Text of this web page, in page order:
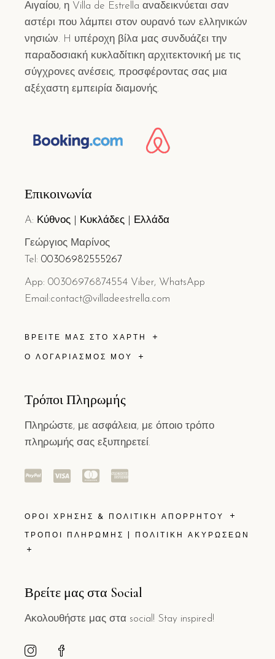
Αιγαίου, η Villa de Estrella αναδεικνύεται σαν
αστέρι που λάμπει στον ουρανό των ελληνικών
νησιών. H υπέροχη βίλα μας συνδυάζει την
παραδοσιακή κυκλαδίτικη αρχιτεκτονική με τις
σύγχρονες ανέσεις, προσφέροντας σας μια
αξέχαστη εμπειρία διαμονής.
Επικοινωνία
A: Κύθνος | Κυκλάδες | Ελλάδα
Γεώργιος Μαρίνος
Tel: 00306982555267
App: 00306976874554 Viber, WhatsApp
Email:contact@villadeestrella.com
ΒΡΕΊΤΕ ΜΑΣ ΣΤΟ ΧΆΡΤΗ
Ο ΛΟΓΑΡΙΑΣΜΟΣ ΜΟΥ
Τρόποι Πληρωμής
Πληρώστε, με ασφάλεια, με όποιο τρόπο
πληρωμής σας εξυπηρετεί.
ΟΡΟΙ ΧΡΗΣΗΣ & ΠΟΛΙΤΙΚΗ ΑΠΟΡΡΗΤΟΥ
ΤΡΟΠΟΙ ΠΛΗΡΩΜΗΣ | ΠΟΛΙΤΙΚΗ ΑΚΥΡΩΣΕΩΝ
Βρείτε μας στα Social
Ακολουθήστε μας στα social! Stay inspired!